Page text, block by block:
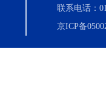
联系电话：
京ICP备